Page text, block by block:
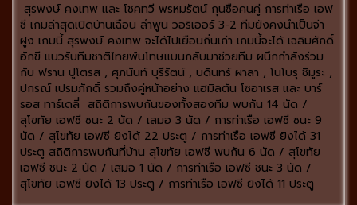
สุรพงษ์ คงเทพ และ โชคทวี พรหมรัตน์ กุนซือคนคู่ การท่าเรือ เอฟ
ซี เกมล่าสุดเปิดบ้านเฉือน ลำพูน วอริเออร์ 3-2 ทีมยังคงนำเป็นจ่า
ฝูง เกมนี้ สุรพงษ์ คงเทพ จะได้ไปเยือนถิ่นเก่า เกมนี้จะได้ เฉลิมศักดิ์
อักขี แนวรับทีมชาติไทยพ้นโทษแบนกลับมาช่วยทีม ผนึกกำลังร่วม
กับ ฟราน ปูโตรส , ศุภนันท์ บุรีรัตน์ , บดินทร์ ผาลา , โนโบรุ ชิมูระ ,
ปกรณ์ เปรมภักดิ์ รวมถึงคู่หน้าอย่าง แฮมิลตัน โซอาเรส และ บาร์
รอส ทาร์เดลี่ สถิติการพบกันของทั้งสองทีม พบกัน 14 นัด /
สุโขทัย เอฟซี ชนะ 2 นัด / เสมอ 3 นัด / การท่าเรือ เอฟซี ชนะ 9
นัด / สุโขทัย เอฟซี ยิงได้ 22 ประตู / การท่าเรือ เอฟซี ยิงได้ 31
ประตู สถิติการพบกันที่บ้าน สุโขทัย เอฟซี พบกัน 6 นัด / สุโขทัย
เอฟซี ชนะ 2 นัด / เสมอ 1 นัด / การท่าเรือ เอฟซี ชนะ 3 นัด /
สุโขทัย เอฟซี ยิงได้ 13 ประตู / การท่าเรือ เอฟซี ยิงได้ 11 ประตู